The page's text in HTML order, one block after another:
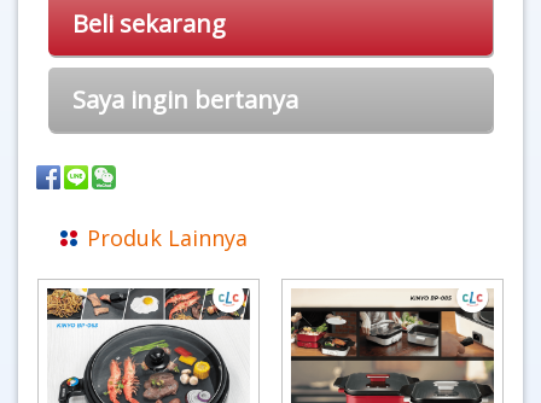
Beli sekarang
Saya ingin bertanya
Produk Lainnya